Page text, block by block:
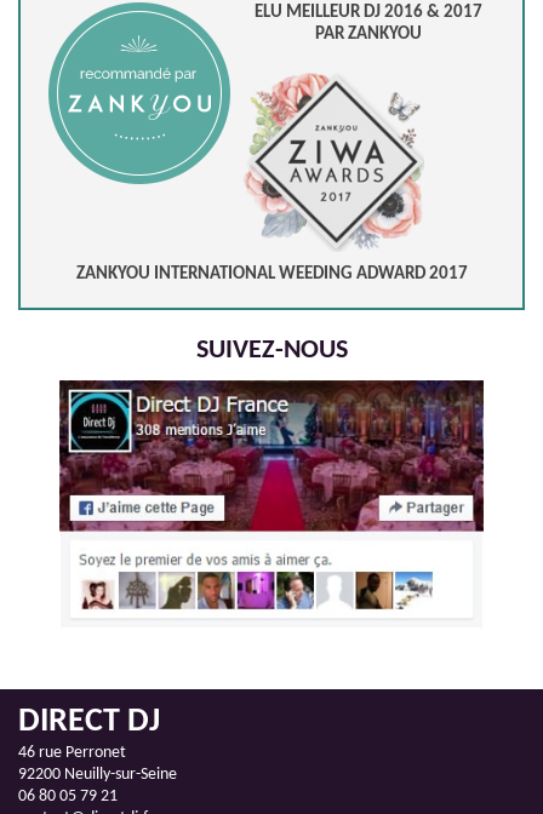
ELU MEILLEUR DJ 2016 & 2017
PAR ZANKYOU
ZANKYOU INTERNATIONAL WEEDING ADWARD 2017
SUIVEZ-NOUS
DIRECT DJ
46 rue Perronet
92200 Neuilly-sur-Seine
06 80 05 79 21